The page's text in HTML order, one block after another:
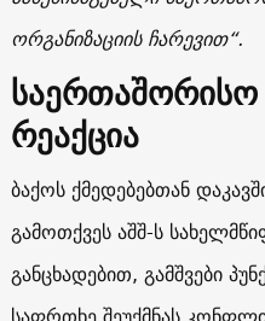
ორგანიზაციის ჩარევით“.
რეაქცია
ბაქოს ქმედებებთან
გამოთქვეს აშშ-ს
განცხადებით, გამშვები